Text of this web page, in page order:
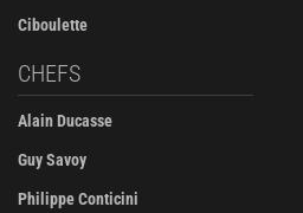
Ciboulette
CHEFS
Alain Ducasse
Guy Savoy
Philippe Conticini